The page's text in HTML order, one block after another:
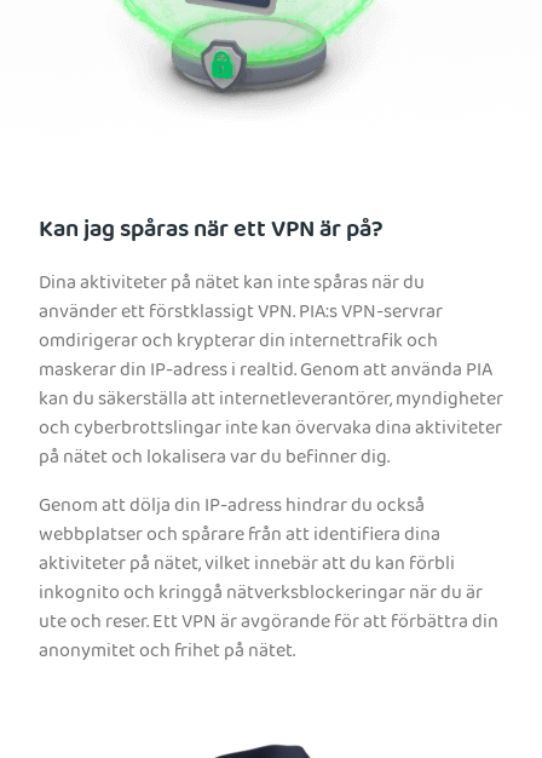
Kan jag spåras när ett VPN är på?
Dina aktiviteter på nätet kan inte spåras när du
använder ett förstklassigt VPN. PIA:s VPN-servrar
omdirigerar och krypterar din internettrafik och
maskerar din IP-adress i realtid. Genom att använda PIA
kan du säkerställa att internetleverantörer, myndigheter
och cyberbrottslingar inte kan övervaka dina aktiviteter
på nätet och lokalisera var du befinner dig.
Genom att dölja din IP-adress hindrar du också
webbplatser och spårare från att identifiera dina
aktiviteter på nätet, vilket innebär att du kan förbli
inkognito och kringgå nätverksblockeringar när du är
ute och reser. Ett VPN är avgörande för att förbättra din
anonymitet och frihet på nätet.